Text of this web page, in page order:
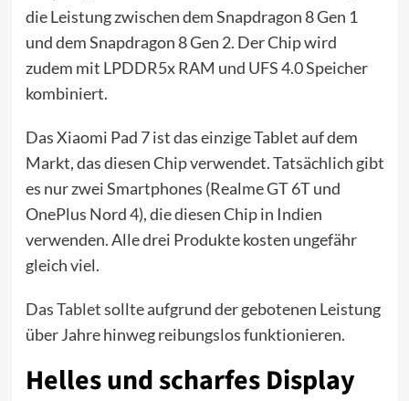
die Leistung zwischen dem Snapdragon 8 Gen 1
und dem Snapdragon 8 Gen 2. Der Chip wird
zudem mit LPDDR5x RAM und UFS 4.0 Speicher
kombiniert.
Das Xiaomi Pad 7 ist das einzige Tablet auf dem
Markt, das diesen Chip verwendet. Tatsächlich gibt
es nur zwei Smartphones (Realme GT 6T und
OnePlus Nord 4), die diesen Chip in Indien
verwenden. Alle drei Produkte kosten ungefähr
gleich viel.
DasTabletsollte aufgrund der gebotenen Leistung
über Jahre hinweg reibungslos funktionieren.
Helles und scharfes Display